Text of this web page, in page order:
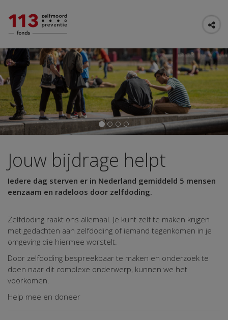
Jouw bijdrage helpt
Iedere dag sterven er in Nederland gemiddeld 5 mensen
eenzaam en radeloos door zelfdoding.
Zelfdoding raakt ons allemaal. Je kunt zelf te maken krijgen
met gedachten aan zelfdoding of iemand tegenkomen in je
omgeving die hiermee worstelt.
Door zelfdoding bespreekbaar te maken en onderzoek te
doen naar dit complexe onderwerp, kunnen we het
voorkomen.
Help mee en doneer